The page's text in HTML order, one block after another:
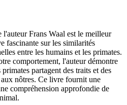
Frans Waal est le meilleur
fascinante sur les similarités
entre les humains et les primates.
comportement, l'auteur démontre
partagent des traits et des
nôtres. Ce livre fournit une
compréhension approfondie de